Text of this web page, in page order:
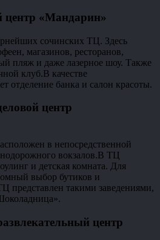
центр «Мандарин»
сочинских ТЦ. Здесь
магазинов, ресторанов,
пляж и даже лазерное шоу. Также
клуб.В качестве
отделение банка и салон красоты.
центр
в непосредственной
вокзалов.В ТЦ
и детская комната. Для
выбор бутиков и
представлен такими заведениями,
центр